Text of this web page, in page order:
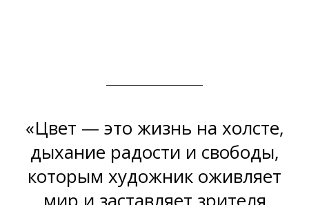
«Цвет — это жизнь на холсте,
дыхание радости и свободы,
которым художник оживляет